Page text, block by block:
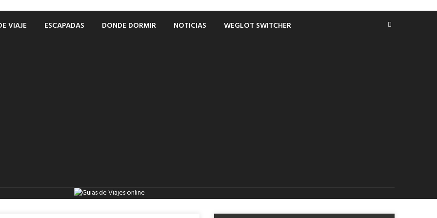
VIAJE ESCAPADAS DONDE DORMIR NOTICIAS WEGLOT SWITCHER